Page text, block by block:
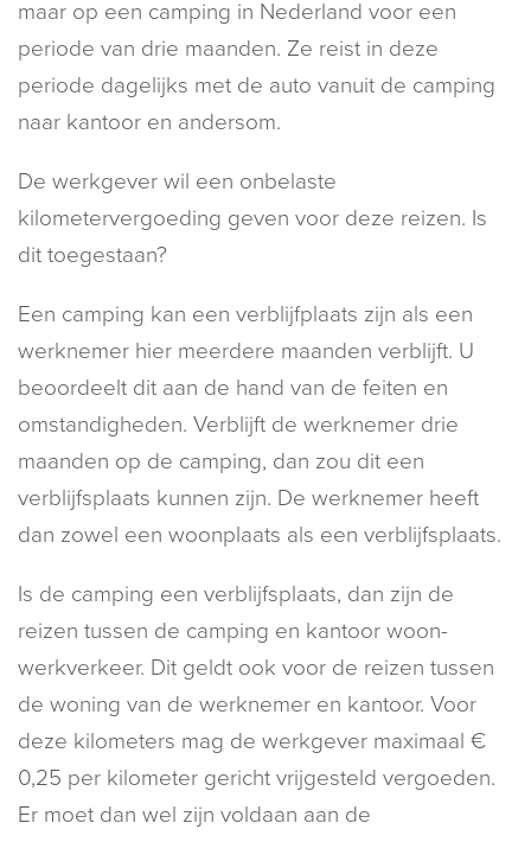
maar op een camping in Nederland voor een
periode van drie maanden. Ze reist in deze
periode dagelijks met de auto vanuit de camping
naar kantoor en andersom.
De werkgever wil een onbelaste
kilometervergoeding geven voor deze reizen. Is
dit toegestaan?
Een camping kan een verblijfplaats zijn als een
werknemer hier meerdere maanden verblijft. U
beoordeelt dit aan de hand van de feiten en
omstandigheden. Verblijft de werknemer drie
maanden op de camping, dan zou dit een
verblijfsplaats kunnen zijn. De werknemer heeft
dan zowel een woonplaats als een verblijfsplaats.
Is de camping een verblijfsplaats, dan zijn de
reizen tussen de camping en kantoor woon-
werkverkeer. Dit geldt ook voor de reizen tussen
de woning van de werknemer en kantoor. Voor
deze kilometers mag de werkgever maximaal €
0,25 per kilometer gericht vrijgesteld vergoeden.
Er moet dan wel zijn voldaan aan de